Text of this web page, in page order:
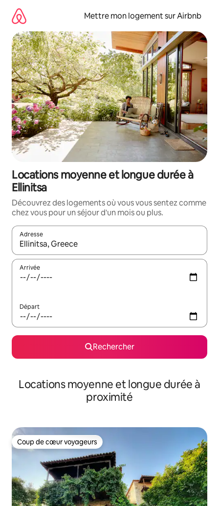
directement
contenu
Mettre mon logement sur Airbnb
Locations moyenne et longue durée à
Ellinitsa
Découvrez des logements où vous vous sentez comme
chez vous pour un séjour d'un mois ou plus.
Adresse
Lorsque les résultats s'affichent, utilisez les flèches vers le
Arrivée
Départ
Rechercher
Locations moyenne et longue durée à
proximité
Coup de cœur voyageurs
Coup de cœur voyageurs